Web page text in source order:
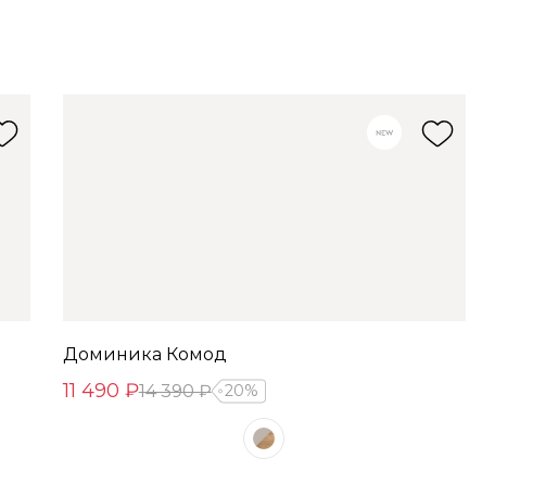
Доминика Комод
11 490 ₽14 390 ₽ 20%